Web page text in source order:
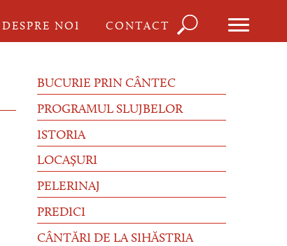
DESPRE NOI CONTACT
căutare
BUCURIE PRIN CÂNTEC
PROGRAMUL SLUJBELOR
ISTORIA
LOCAȘURI
PELERINAJ
PREDICI
CÂNTĂRI DE LA SIHĂSTRIA